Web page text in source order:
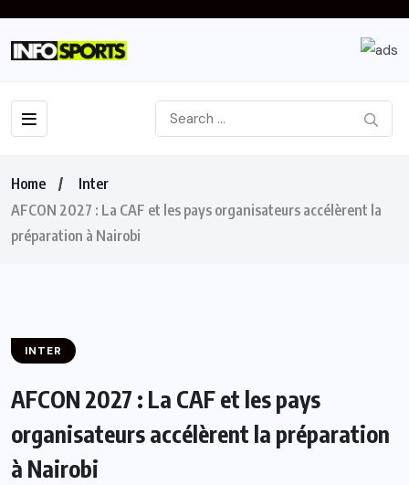
Home
Inter
AFCON 2027 : La CAF et les pays organisateurs accélèrent la
préparation à Nairobi
INTER
AFCON 2027 : La CAF et les pays
organisateurs accélèrent la préparation
à Nairobi